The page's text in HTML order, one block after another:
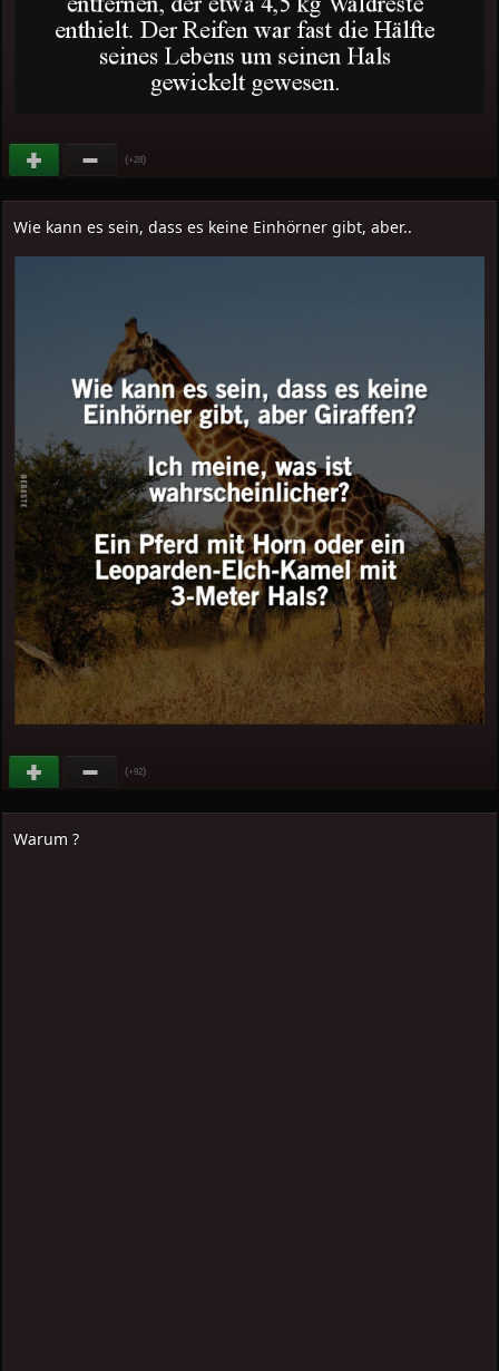
(+28)
Wie kann es sein, dass es keine Einhörner gibt, aber..
(+92)
Warum ?